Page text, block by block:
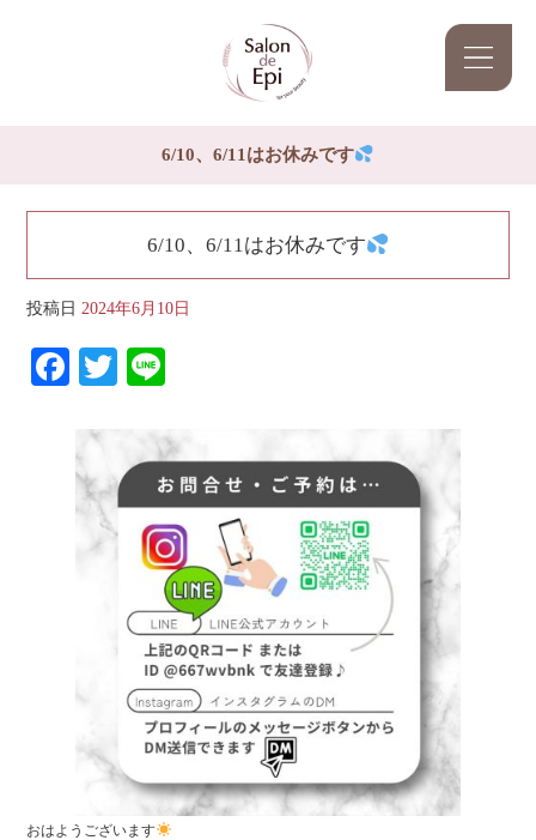
6/10、6/11はお休みです
6/10、6/11はお休みです
投稿日 2024年6月10日
Facebook
Twitter
おはようございます